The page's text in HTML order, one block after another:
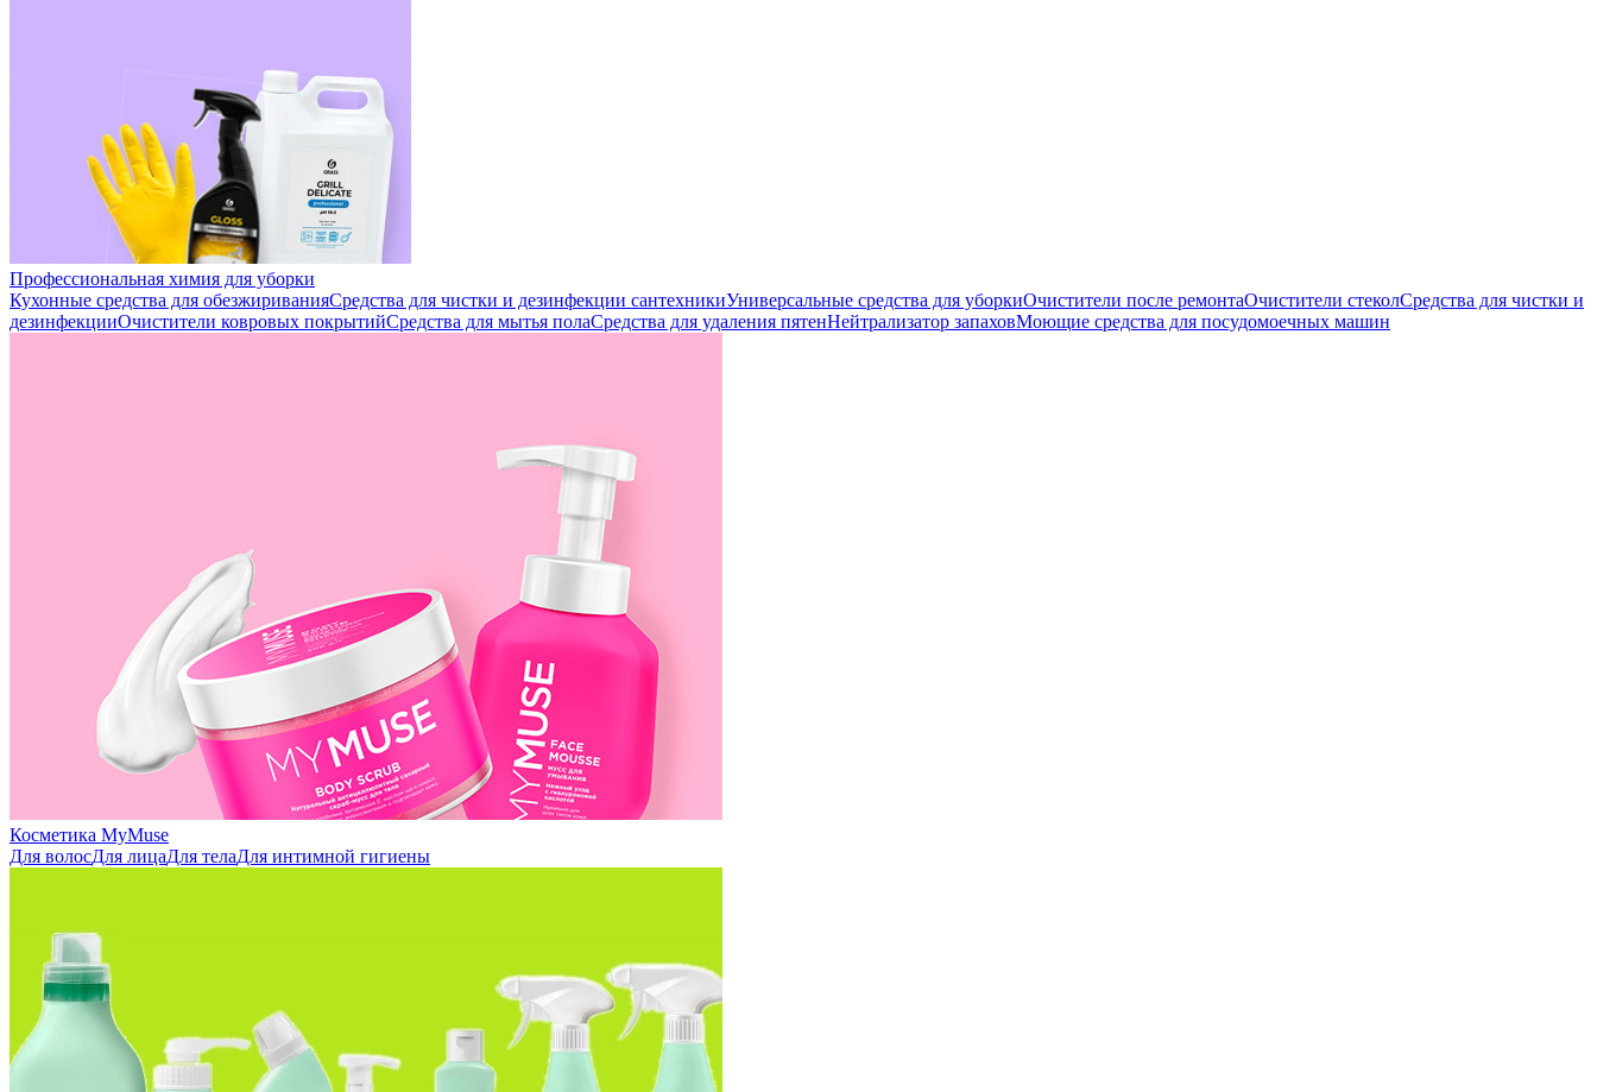
Профессиональная химия для уборки
Кухонные средства для обезжириванияСредства для чистки и дезинфекции сантехникиУниверсальные средства для уборкиОчистители после ремонтаОчистители стеколСредства для чистки и
дезинфекцииОчистители ковровых покрытийСредства для мытья полаСредства для удаления пятенНейтрализатор запаховМоющие средства для посудомоечных машин
Косметика MyMuse
Для волосДля лицаДля телаДля интимной гигиены